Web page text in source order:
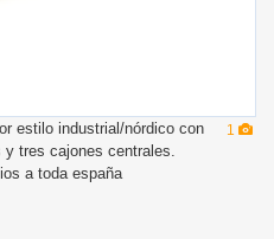
1
estilo industrial/nórdico con
tres cajones centrales.
a toda españa